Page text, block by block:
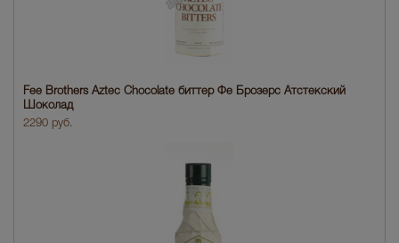
Fee Brothers Aztec Chocolate биттер Фе Брозерс Атстекский
Шоколад
2290 руб.